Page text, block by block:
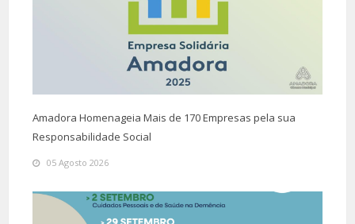
Amadora Homenageia Mais de 170 Empresas pela sua
Responsabilidade Social
05 Agosto 2026